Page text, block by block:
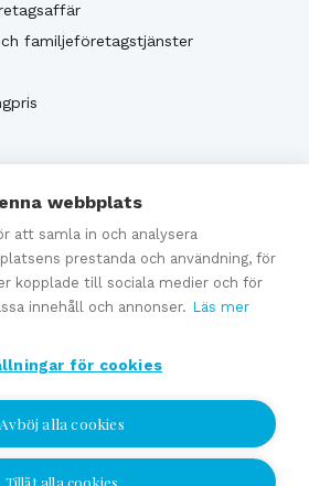
familjeföretagstjänster
webbplats
att samla in och analysera
prestanda och användning, för
kopplade till sociala medier och för
innehåll och annonser. Läs mer
för cookies
Avböj alla cookies
Tillåt alla cookies